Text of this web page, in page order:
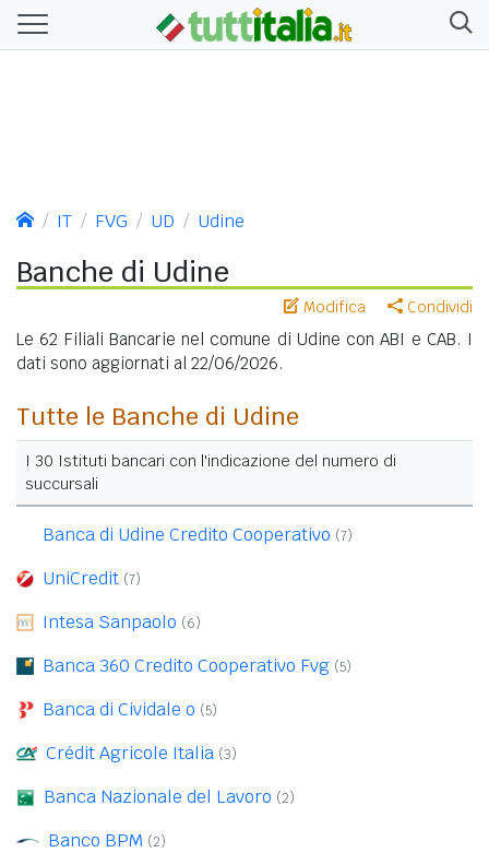
IT FVG UD Udine
Banche di Udine
Modifica Condividi
Le 62 Filiali Bancarie nel comune di Udine con ABI e CAB. I
dati sono aggiornati al 22/06/2026.
Tutte le Banche di Udine
I 30 Istituti bancari con l'indicazione del numero di
succursali
Banca di Udine Credito Cooperativo (7)
UniCredit (7)
Intesa Sanpaolo (6)
Banca 360 Credito Cooperativo Fvg (5)
Banca di Cividale o (5)
Crédit Agricole Italia (3)
Banca Nazionale del Lavoro (2)
Banco BPM (2)